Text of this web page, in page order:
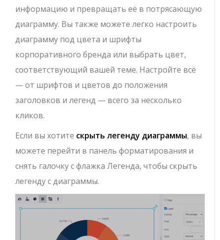
информацию и превращать её в потрясающую
диаграмму. Вы также можете легко настроить
диаграмму под цвета и шрифты
корпоративного бренда или выбрать цвет,
соответствующий вашей теме. Настройте всё
— от шрифтов и цветов до положения
заголовков и легенд — всего за несколько
кликов.
Если вы хотите скрыть легенду диаграммы, вы
можете перейти в панель форматирования и
снять галочку с флажка Легенда, чтобы скрыть
легенду с диаграммы.